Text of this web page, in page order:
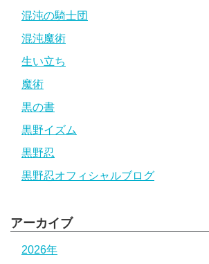
混沌の騎士団
混沌魔術
生い立ち
魔術
黒の書
黒野イズム
黒野忍
黒野忍オフィシャルブログ
アーカイブ
2026年